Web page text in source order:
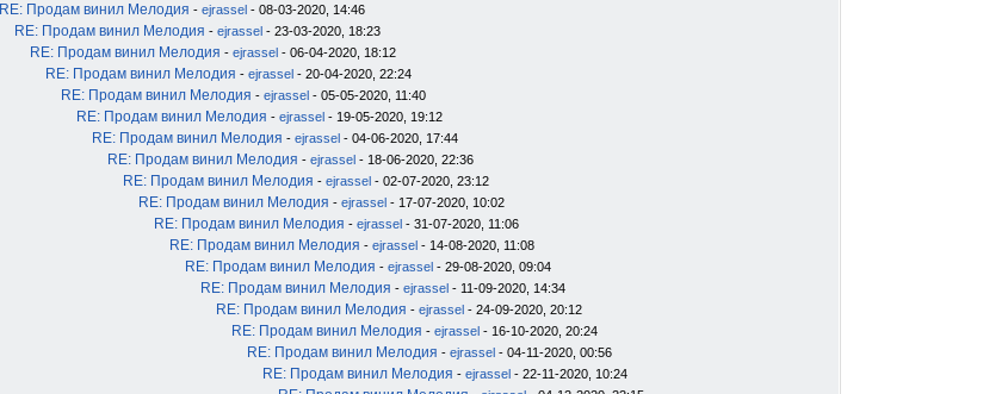
RE: Продам винил Мелодия - ejrassel - 08-03-2020, 14:46
RE: Продам винил Мелодия - ejrassel - 23-03-2020, 18:23
RE: Продам винил Мелодия - ejrassel - 06-04-2020, 18:12
RE: Продам винил Мелодия - ejrassel - 20-04-2020, 22:24
RE: Продам винил Мелодия - ejrassel - 05-05-2020, 11:40
RE: Продам винил Мелодия - ejrassel - 19-05-2020, 19:12
RE: Продам винил Мелодия - ejrassel - 04-06-2020, 17:44
RE: Продам винил Мелодия - ejrassel - 18-06-2020, 22:36
RE: Продам винил Мелодия - ejrassel - 02-07-2020, 23:12
RE: Продам винил Мелодия - ejrassel - 17-07-2020, 10:02
RE: Продам винил Мелодия - ejrassel - 31-07-2020, 11:06
RE: Продам винил Мелодия - ejrassel - 14-08-2020, 11:08
RE: Продам винил Мелодия - ejrassel - 29-08-2020, 09:04
RE: Продам винил Мелодия - ejrassel - 11-09-2020, 14:34
RE: Продам винил Мелодия - ejrassel - 24-09-2020, 20:12
RE: Продам винил Мелодия - ejrassel - 16-10-2020, 20:24
RE: Продам винил Мелодия - ejrassel - 04-11-2020, 00:56
RE: Продам винил Мелодия - ejrassel - 22-11-2020, 10:24